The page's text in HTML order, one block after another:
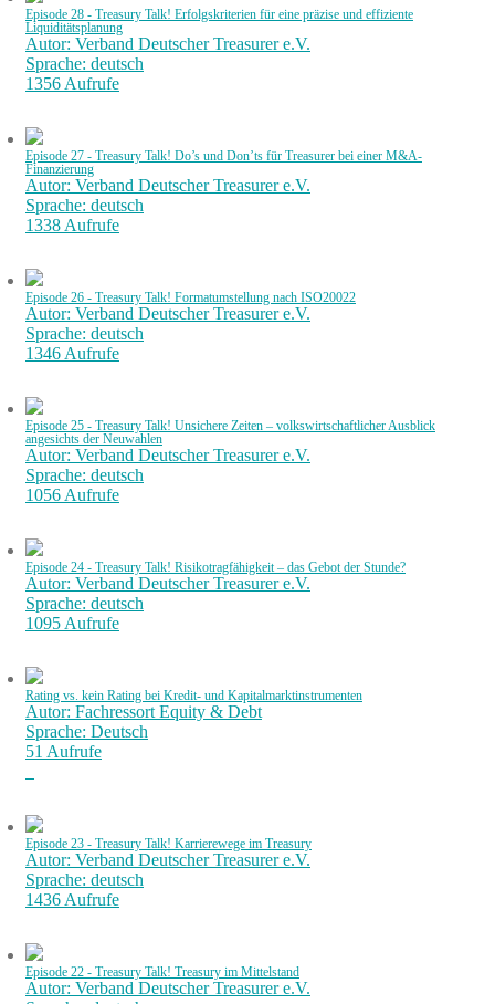
Episode 28 - Treasury Talk! Erfolgskriterien für eine präzise und effiziente
Liquiditätsplanung
Autor: Verband Deutscher Treasurer e.V.
Sprache: deutsch
1356 Aufrufe
Episode 27 - Treasury Talk! Do’s und Don’ts für Treasurer bei einer M&A-
Finanzierung
Autor: Verband Deutscher Treasurer e.V.
Sprache: deutsch
1338 Aufrufe
Episode 26 - Treasury Talk! Formatumstellung nach ISO20022
Autor: Verband Deutscher Treasurer e.V.
Sprache: deutsch
1346 Aufrufe
Episode 25 - Treasury Talk! Unsichere Zeiten – volkswirtschaftlicher Ausblick
angesichts der Neuwahlen
Autor: Verband Deutscher Treasurer e.V.
Sprache: deutsch
1056 Aufrufe
Episode 24 - Treasury Talk! Risikotragfähigkeit – das Gebot der Stunde?
Autor: Verband Deutscher Treasurer e.V.
Sprache: deutsch
1095 Aufrufe
Rating vs. kein Rating bei Kredit- und Kapitalmarktinstrumenten
Autor: Fachressort Equity & Debt
Sprache: Deutsch
51 Aufrufe
Episode 23 - Treasury Talk! Karrierewege im Treasury
Autor: Verband Deutscher Treasurer e.V.
Sprache: deutsch
1436 Aufrufe
Episode 22 - Treasury Talk! Treasury im Mittelstand
Autor: Verband Deutscher Treasurer e.V.